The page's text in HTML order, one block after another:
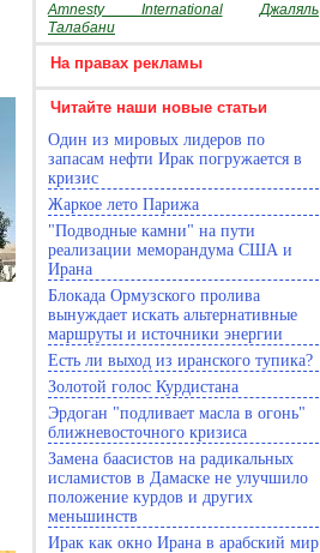
Amnesty International
Джаляль
Талабани
На правах рекламы
Читайте наши новые статьи
Один из мировых лидеров по
запасам нефти Ирак погружается в
кризис
Жаркое лето Парижа
"Подводные камни" на пути
реализации меморандума США и
Ирана
Блокада Ормузского пролива
вынуждает искать альтернативные
маршруты и источники энергии
Есть ли выход из иранского тупика?
Золотой голос Курдистана
Эрдоган "подливает масла в огонь"
ближневосточного кризиса
Замена баасистов на радикальных
исламистов в Дамаске не улучшило
положение курдов и других
меньшинств
Ирак как окно Ирана в арабский мир